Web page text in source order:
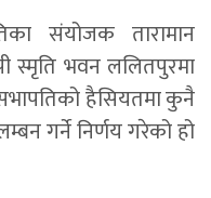
संयोजक तारामान
स्मृति भवन ललितपुरमा
हैसियतमा कुनै
गर्ने निर्णय गरेको हो